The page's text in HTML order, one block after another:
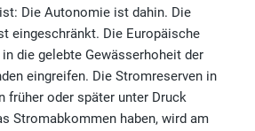
Die Autonomie ist dahin. Die
eingeschränkt. Die Europäische
die gelebte Gewässerhoheit der
eingreifen. Die Stromreserven in
früher oder später unter Druck
Stromabkommen haben, wird am